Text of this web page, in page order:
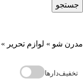
جستجو
مدرن شو » لوازم تحریر »
تخفیف‌دارها